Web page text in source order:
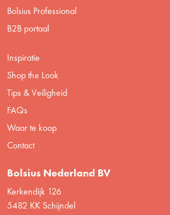
Bolsius Professional
B2B portaal
Inspiratie
Shop the Look
Tips & Veiligheid
FAQs
Waar te koop
Contact
Bolsius Nederland BV
Kerkendijk 126
5482 KK Schijndel